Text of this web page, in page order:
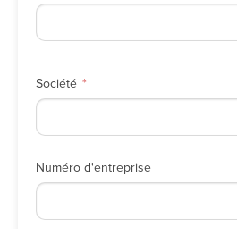
Société
Numéro d'entreprise